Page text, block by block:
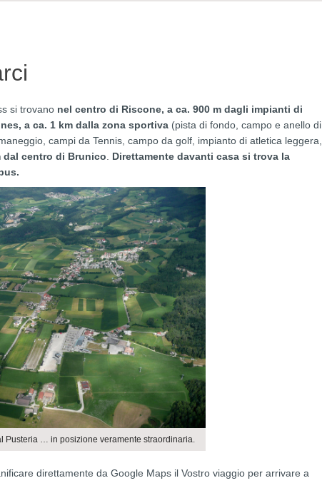
si trovano nel centro di Riscone, a ca. 900 m dagli impianti di
a ca. 1 km dalla zona sportiva (pista di fondo, campo e anello di
campi da Tennis, campo da golf, impianto di atletica leggera,
dal centro di Brunico
Direttamente davanti casa si trova la
Pusteria … in posizione veramente straordinaria.
direttamente da Google Maps il Vostro viaggio per arrivare a